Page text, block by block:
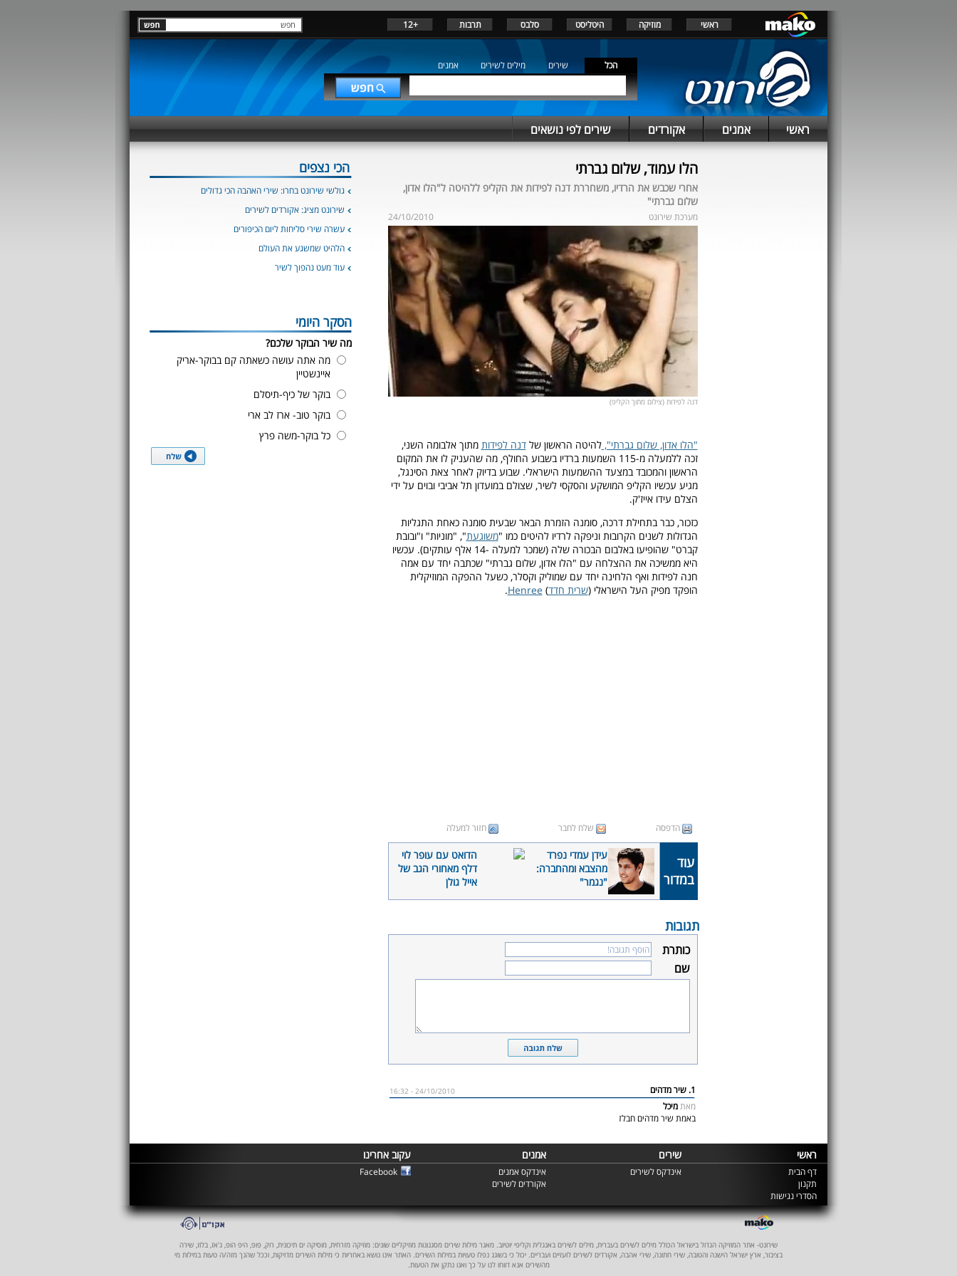
ראשי מוזיקה היטליסט סלבס תרבות +12
הכל שירים מילים לשירים אמנים
ראשי אמנים אקורדים שירים לפי נושאים
הלו עמוד, שלום גברתי
אחרי שכבש את הרדיו, משחררת דנה לפידות את הקליפ ללהיטה ל"הלו אדון,
שלום גברתי"
מערכת שירונט 24/10/2010
דנה לפידות (צילום מתוך הקליפ)
"הלו אדון, שלום גברתי",להיטה הראשון שלדנה לפידות מתוך אלבומה השני,
זכה ללמעלה מ-115 השמעות ברדיו בשבוע החולף, מה שהעניק לו את המקום
הראשון והמכובד במצעד ההשמעות הישראלי. שבוע בדיוק לאחר צאת הסינגל,
מגיע עכשיו הקליפ המושקע והסקסי לשיר, שצולם במועדון תל אביבי ובוים על ידי
הצלם עידו אייז'ק.
כזכור, כבר בתחילת דרכה, סומנה הזמרת הבאר שבעית סומנה כאחת התגליות
הגדולות לשנים הקרובות וניפקה לרדיו להיטים כמו "משוגעת", "מוניות" ו"ובובת
קברט" שהופיעו באלבום הבכורה שלה (שמכר למעלה -14 אלף עותקים). עכשיו
היא ממשיכה את ההצלחה עם "הלו אדון, שלום גברתי" שכתבה יחד עם אמה
חנה לפידות ואף הלחינה יחד עם שמוליק וקסלר, כשעל ההפקה המוזיקלית
הופקד מפיק העל הישראלי (שרית חדד)
Henree
.
הדפסה שלח לחבר חזור למעלה
עוד
במדור
עידן עמדי נפרד
מהצבא ומהחברה:
"נגמר"
הדואט עם עופר לוי
דלף מאחורי הגב של
אייל גולן
תגובות
כותרת
שם
1. שיר מדהים 24/10/2010 - 16:32
מאתמיכל
באמת שיר מדהים חבלז
הכי נצפים
גולשי שירונט בחרו: שירי האהבה הכי גדולים
שירונט מציג: אקורדים לשירים
עשרה שירי סליחות ליום הכיפורים
הלהיט שמשגע את העולם
עוד מעט נהפוך לשיר
הסקר היומי
מה שיר הבוקר שלכם?
מה אתה עושה כשאתה קם בבוקר-אריק
איינשטיין
בוקר של כיף-תיסלם
בוקר טוב- ארז לב ארי
כל בוקר-משה פרץ
ראשי שירים אמנים עקוב אחרינו
דף הבית
תקנון
הסדרי נגישות
אינדקס לשירים
אינדקס אמנים
אקורדים לשירים
Facebook
שירונט- אתר המוזיקה הגדול בישראל הכולל מילים לשירים בעברית, מילים לשירים באנגלית וקליפי יוטיוב. מאגר מילות שירים מסגנונות מוזיקליים שונים: מוזיקה מזרחית, מוסיקה ים תיכונית, רוק, פופ, היפ הופ, ג'אז, בלוז, שירה
בציבור, ארץ ישראל הישנה והטובה, שירי חתונה, שירי אהבה, אקורדים לשירים לועזיים ועבריים. יכול כי בשוגג נפלו טעויות במילות השירים. האתר אינו נושא באחריות כי מילות השירים מדויקות, וככל שהנך מזה/ה טעות במילות מי
מהשירים אנא דווחו לנו על כך ואנו נתקן את הטעות.